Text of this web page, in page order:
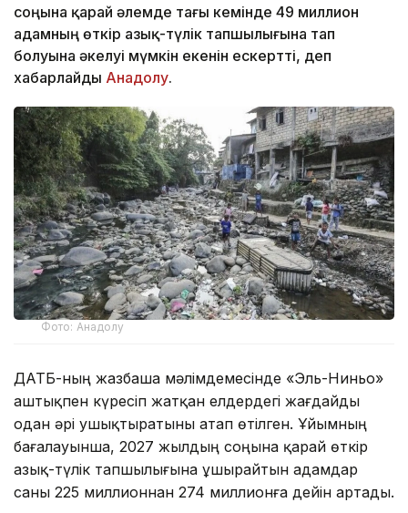
соңына қарай әлемде тағы кемінде 49 миллион
адамның өткір азық-түлік тапшылығына тап
болуына әкелуі мүмкін екенін ескертті, деп
хабарлайды Анадолу.
Фото: Анадолу
ДАТБ-ның жазбаша мәлімдемесінде «Эль-Ниньо»
аштықпен күресіп жатқан елдердегі жағдайды
одан әрі ушықтыратыны атап өтілген. Ұйымның
бағалауынша, 2027 жылдың соңына қарай өткір
азық-түлік тапшылығына ұшырайтын адамдар
саны 225 миллионнан 274 миллионға дейін артады.